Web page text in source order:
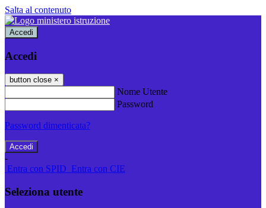
Salta al contenuto
Accedi
Accedi
button close ×
Nome Utente
Password
Password dimenticata?
-
Entra con SPID Entra con CIE
Seleziona utente